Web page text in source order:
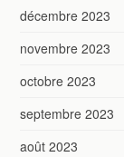
décembre 2023
novembre 2023
octobre 2023
septembre 2023
août 2023